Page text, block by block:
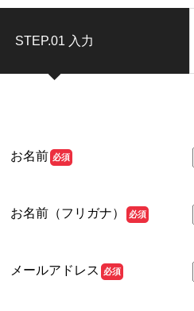
STEP.01 入力
お名前 必須
お名前（フリガナ） 必須
メールアドレス 必須